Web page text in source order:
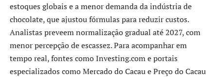
estoques globais e a menor demanda da indústria de
chocolate, que ajustou fórmulas para reduzir custos.
Analistas preveem normalização gradual até 2027, com
menor percepção de escassez. Para acompanhar em
tempo real, fontes como Investing.com e portais
especializados como Mercado do Cacau e Preço do Cacau